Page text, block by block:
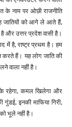
के नाम पर ओछी राजनीति
जातियों को आगे ले आते हैं,
है और उत्तर प्रदेश वासी है।
में है, राष्ट्र प्रथम है। हम
करते हैं। यह लोग जाति की
वाला नहीं है।
रहेगा, कमल खिलेगा और
गुंडई, इनकी माफिया गिरी,
भूले नहीं है।